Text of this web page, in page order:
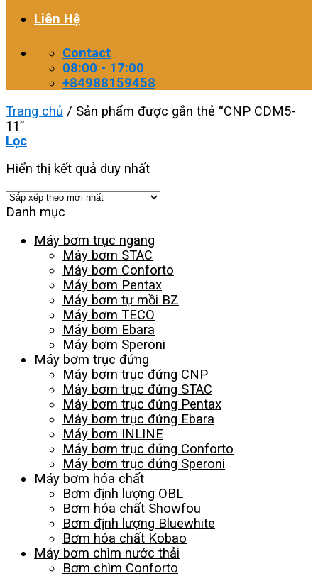
Liên Hệ
Contact
08:00 - 17:00
+84988159458
Trang chủ / Sản phẩm được gắn thẻ “CNP CDM5-
11”
Lọc
Hiển thị kết quả duy nhất
Danh mục
Máy bơm trục ngang
Máy bơm STAC
Máy bơm Conforto
Máy bơm Pentax
Máy bơm tự mồi BZ
Máy bơm TECO
Máy bơm Ebara
Máy bơm Speroni
Máy bơm trục đứng
Máy bơm trục đứng CNP
Máy bơm trục đứng STAC
Máy bơm trục đứng Pentax
Máy bơm trục đứng Ebara
Máy bơm INLINE
Máy bơm trục đứng Conforto
Máy bơm trục đứng Speroni
Máy bơm hóa chất
Bơm định lượng OBL
Bơm hóa chất Showfou
Bơm định lượng Bluewhite
Bơm hóa chất Kobao
Máy bơm chìm nước thải
Bơm chìm Conforto